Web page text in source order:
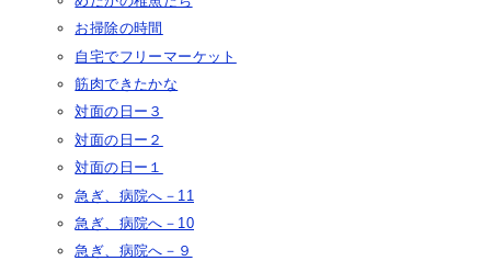
お掃除の時間
自宅でフリーマーケット
筋肉できたかな
対面の日ー３
対面の日ー２
対面の日ー１
急ぎ、病院へ－11
急ぎ、病院へ－10
急ぎ、病院へ－９